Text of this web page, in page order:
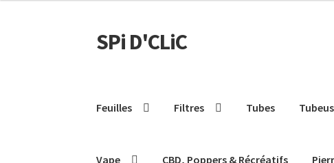
SPi D'CLiC
Feuilles Filtres Tubes
Vape CBD, Poppers & Récréatifs